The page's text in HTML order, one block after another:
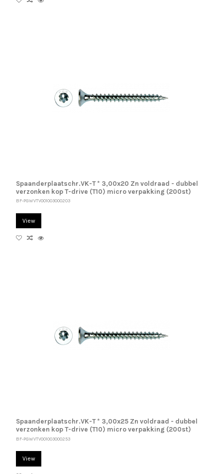
Spaanderplaatschr.VK-T * 3,00x20 Zn voldraad - dubbel
verzonken kop T-drive (T10) micro verpakking (200st)
BF-PGWVTV001003000203
View
Spaanderplaatschr.VK-T * 3,00x25 Zn voldraad - dubbel
verzonken kop T-drive (T10) micro verpakking (200st)
BF-PGWVTV001003000253
View